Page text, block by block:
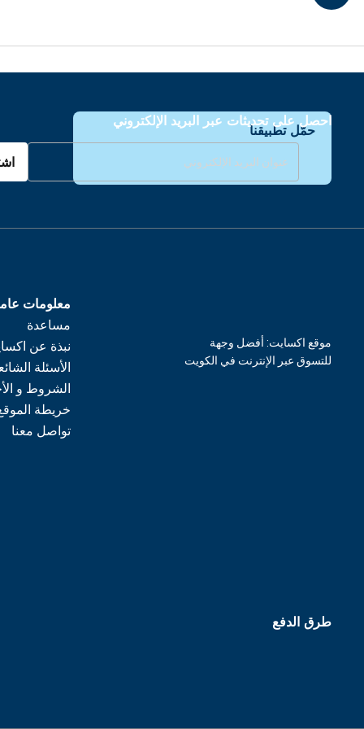
حمّل تطبيقنا
احصل على تحديثات عبر البريد الإلكتروني
معلومات
مساعدة
نبذة عن
الأسئلة
الشروط و
خريطة
تواصل معنا
موقع اكسايت: أفضل وجهة
للتسوق عبر الإنترنت في الكويت
طرق الدفع